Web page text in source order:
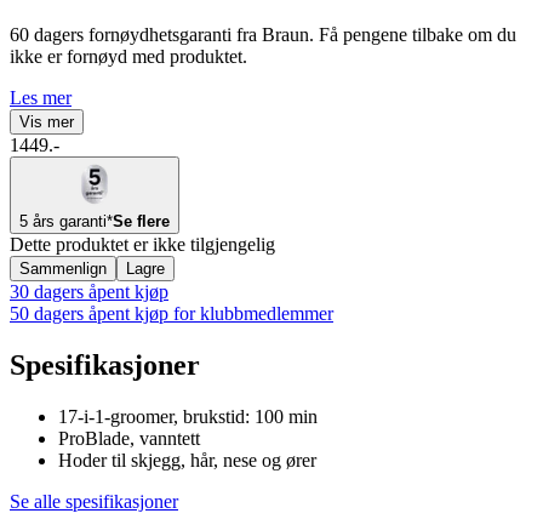
60 dagers fornøydhetsgaranti fra Braun. Få pengene tilbake om du
ikke er fornøyd med produktet.
Les mer
Vis mer
1449.-
5 års garanti*Se flere
Dette produktet er ikke tilgjengelig
Sammenlign Lagre
30 dagers åpent kjøp
50 dagers åpent kjøp for klubbmedlemmer
Spesifikasjoner
17-i-1-groomer, brukstid: 100 min
ProBlade, vanntett
Hoder til skjegg, hår, nese og ører
Se alle spesifikasjoner